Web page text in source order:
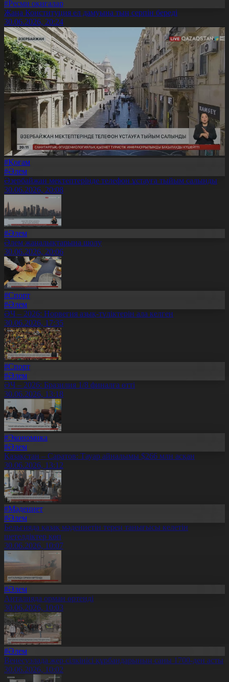
#Ресми оқиғалар
Жаңа Конституция ел дамуына тың серпін береді
30.06.2026, 20:24
#Қоғам
#Әлем
Әзербайжан мектептерінде телефон ұстауға тыйым салынды
30.06.2026, 20:08
#Әлем
Әлем жаңалықтарына шолу
30.06.2026, 20:06
#Спорт
#Әлем
ӘЧ – 2026: Норвегия азық-түліктерін ала келген
30.06.2026, 17:35
#Спорт
#Әлем
ӘЧ – 2026: Бразилия 1/8 финалға өтті
30.06.2026, 13:18
#Экономика
#Әлем
Қазақстан – Саратов: Тауар айналымы $266 млн асқан
30.06.2026, 13:12
#Мәдениет
#Әлем
Бельгияда қазақ мәдениетін терең танығысы келетін
шетелдіктер көп
30.06.2026, 10:07
#Әлем
Анталияда орман өртенді
30.06.2026, 10:03
#Әлем
Венесуэлада жер сілкінісі құрбандарының саны 1700-ден асты
30.06.2026, 10:02